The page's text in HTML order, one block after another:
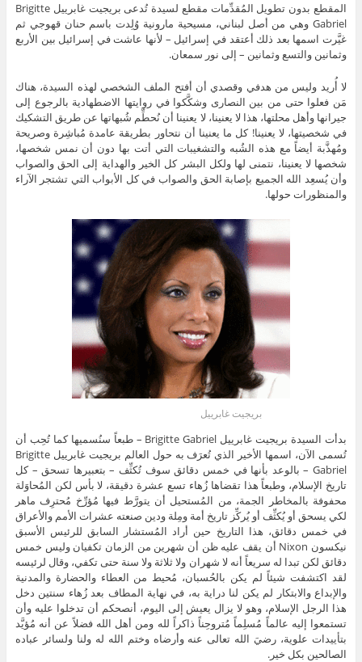
المقطع بدون تطويل المُقدِّمات مقطع لسيدة تُدعى بريجيت غابرييل Brigitte
Gabriel وهي من أصل لبناني، مسيحية مارونية وُلِدت باسم حنان قهوجي ثم
غيَّرت اسمها بعد ذلك أعتقد في إسرائيل – لأنها عاشت في إسرائيل بين الأربع
وثمانين والتسع وثمانين – إلى نور سمعان.
لا أُريد وليس من هدفي وقصدي أن أفتح الملف الشخصي لهذه السيدة، هناك
مَن فعلوا حتى من بين النصارى وشكَّكوا في روايتها الاضطهادية بالرجوع إلى
جيرانها وأهل محلتها، هذا لا يعنينا، لا يعنينا أن نُحطِّم شُبهاتها عن طريق التشكيك
في شخصيتها، لا يعنينا! كل ما يعنينا أن نتحاور بطريقة عامدة مُباشِرة وصريحة
ومُهذَّبة أيضاً مع هذه الشُبه والتشغيبات التي أتت بها دون أن نمس شخصها،
شخصها لا يعنينا، نتمنى لها ولكل البشر كل الخير والهداية إلى الحق والصواب
وأن يُسعِد الله الجميع بإصابة الحق والصواب في كل الأبواب التي تشتجر الآراء
والمنظورات حولها.
بريجيت غابرييل
بدأت السيدة بريجيت غابرييل Brigitte Gabriel – طبعاً سنُسميها كما تُحِب أن
تُسمى الآن، اسمها الأخير الذي تُعرَف به حول العالم بريجيت غابرييل Brigitte
Gabriel – بالوعد بأنها في خمس دقائق سوف تُكثِّف – بتعبيرها تسحق – كل
تاريخ الإسلام، وطبعاً هذا تقضاها زُهاء تسع عشرة دقيقة، لا بأس لكن المُحاوَلة
محفوفة بالمخاطر الجمة، من المُستحيل أن يتورَّط فيها مُؤرِّخ مُحترِف ماهر
لكي يسحق أو يُكثِّف أو يُركِّز تاريخ أمة ومِلة ودين صنعته عشرات الأمم والأعراق
في خمس دقائق، هذا التاريخ حين أراد المُستشار السابق للرئيس الأسبق
نيكسون Nixon أن يقف عليه ظن أن شهرين من الزمان تكفيان وليس خمس
دقائق لكن تبدا له سريعاً أنه لا شهران ولا ثلاثة ولا سنة حتى تكفي، وقال لرئيسه
لقد اكتشفت شيئاً لم يكن بالحُسبان، مُحيط من العطاء والحضارة والمدنية
والإبداع والابتكار لم يكن لنا دراية به، في نهاية المطاف بعد زُهاء سنتين دخل
هذا الرجل الإسلام، وهو لا يزال يعيش إلى اليوم، أنصحكم أن تدخلوا عليه وأن
تستمعوا إليه عالماً مُسلِماً مُتروحِناً ذاكراً لله ومن أهل الله فضلاً عن أنه مُؤيَّد
بتأييدات علوية، رضيَ الله تعالى عنه وأرضاه وختم الله له ولنا ولسائر عباده
الصالحين بكل خير.